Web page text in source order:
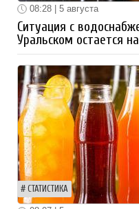
08:28 | 5 августа
Ситуация с
Уральском остается
СТАТИСТИКА